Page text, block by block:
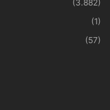
(3.882)
(1)
(57)